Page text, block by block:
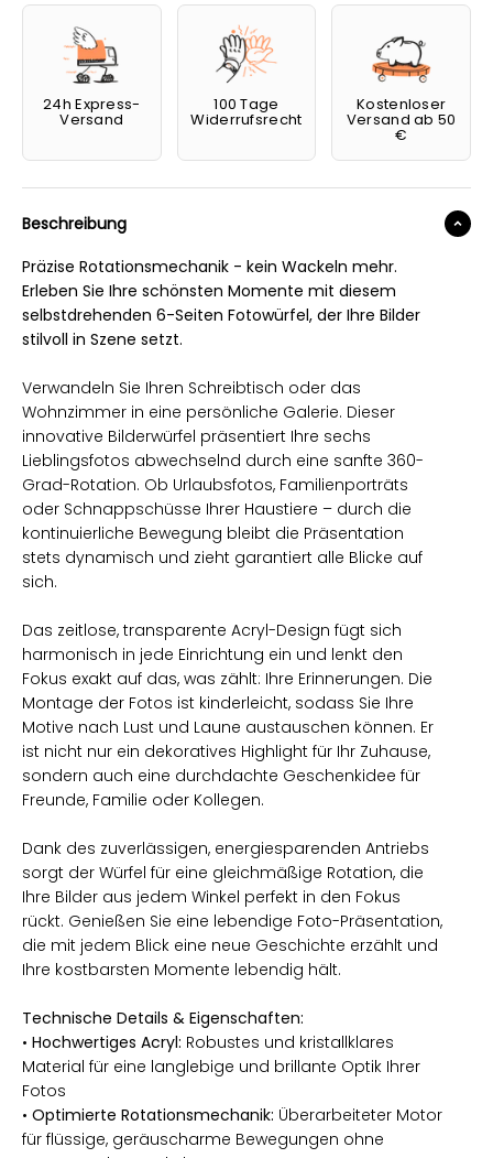
24h Express-
Versand
100 Tage
Widerrufsrecht
Kostenloser
Versand ab 50
€
Beschreibung
Präzise Rotationsmechanik - kein Wackeln mehr.
Erleben Sie Ihre schönsten Momente mit diesem
selbstdrehenden 6-Seiten Fotowürfel, der Ihre Bilder
stilvoll in Szene setzt.
Verwandeln Sie Ihren Schreibtisch oder das
Wohnzimmer in eine persönliche Galerie. Dieser
innovative Bilderwürfel präsentiert Ihre sechs
Lieblingsfotos abwechselnd durch eine sanfte 360-
Grad-Rotation. Ob Urlaubsfotos, Familienporträts
oder Schnappschüsse Ihrer Haustiere – durch die
kontinuierliche Bewegung bleibt die Präsentation
stets dynamisch und zieht garantiert alle Blicke auf
sich.
Das zeitlose, transparente Acryl-Design fügt sich
harmonisch in jede Einrichtung ein und lenkt den
Fokus exakt auf das, was zählt: Ihre Erinnerungen. Die
Montage der Fotos ist kinderleicht, sodass Sie Ihre
Motive nach Lust und Laune austauschen können. Er
ist nicht nur ein dekoratives Highlight für Ihr Zuhause,
sondern auch eine durchdachte Geschenkidee für
Freunde, Familie oder Kollegen.
Dank des zuverlässigen, energiesparenden Antriebs
sorgt der Würfel für eine gleichmäßige Rotation, die
Ihre Bilder aus jedem Winkel perfekt in den Fokus
rückt. Genießen Sie eine lebendige Foto-Präsentation,
die mit jedem Blick eine neue Geschichte erzählt und
Ihre kostbarsten Momente lebendig hält.
Technische Details & Eigenschaften:
• Hochwertiges Acryl: Robustes und kristallklares
Material für eine langlebige und brillante Optik Ihrer
Fotos
• Optimierte Rotationsmechanik: Überarbeiteter Motor
für flüssige, geräuscharme Bewegungen ohne